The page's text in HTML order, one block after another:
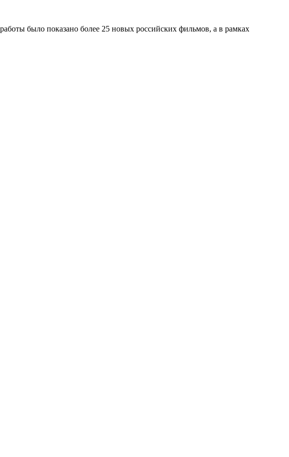
было показано более 25 новых российских фильмов, а в рамках